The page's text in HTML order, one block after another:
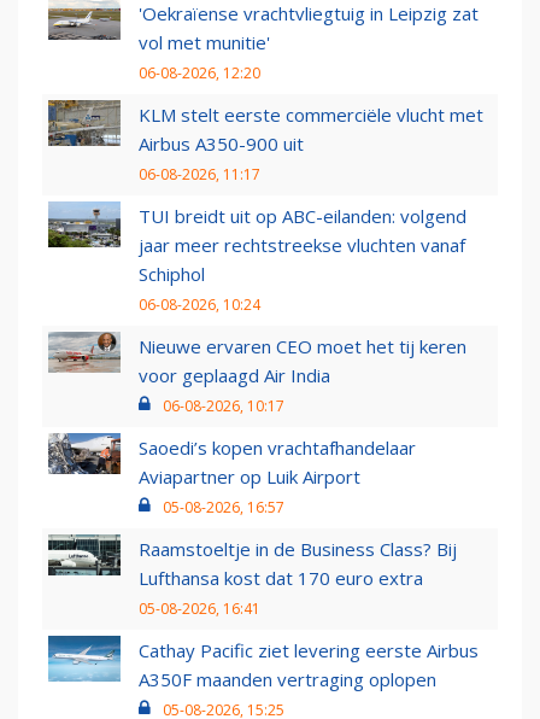
'Oekraïense vrachtvliegtuig in Leipzig zat
vol met munitie'
06-08-2026, 12:20
KLM stelt eerste commerciële vlucht met
Airbus A350-900 uit
06-08-2026, 11:17
TUI breidt uit op ABC-eilanden: volgend
jaar meer rechtstreekse vluchten vanaf
Schiphol
06-08-2026, 10:24
Nieuwe ervaren CEO moet het tij keren
voor geplaagd Air India
06-08-2026, 10:17
Saoedi’s kopen vrachtafhandelaar
Aviapartner op Luik Airport
05-08-2026, 16:57
Raamstoeltje in de Business Class? Bij
Lufthansa kost dat 170 euro extra
05-08-2026, 16:41
Cathay Pacific ziet levering eerste Airbus
A350F maanden vertraging oplopen
05-08-2026, 15:25